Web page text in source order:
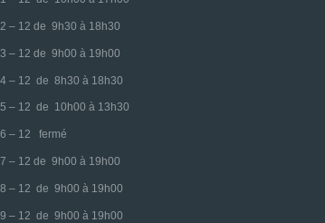
– 12 de 9h30 à 18h30
– 12 de 9h00 à 19h00
– 12 de 8h30 à 18h30
– 12 de 10h00 à 13h30
– 12 fermé
– 12 de 9h00 à 19h00
– 12 de 9h00 à 19h00
– 12 de 9h00 à 19h00